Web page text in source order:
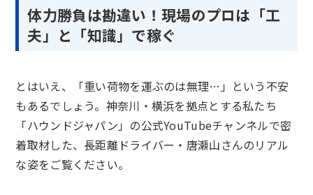
体力勝負は勘違い！現場のプロは「工
夫」と「知識」で稼ぐ
とはいえ、「重い荷物を運ぶのは無理…」という不安
もあるでしょう。神奈川・横浜を拠点とする私たち
「ハウンドジャパン」の公式YouTubeチャンネルで密
着取材した、長距離ドライバー・唐瀬山さんのリアル
な姿をご覧ください。